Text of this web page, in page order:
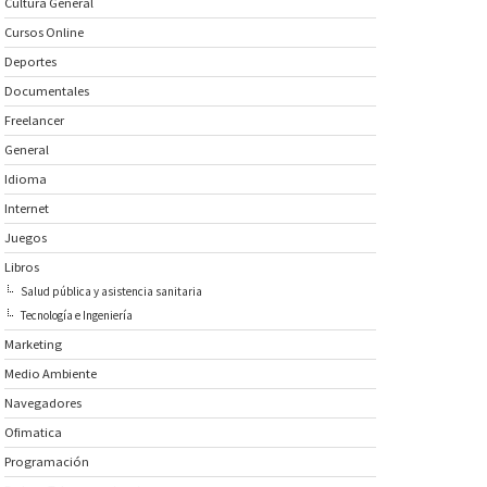
Cursos Online
Deportes
Documentales
Freelancer
General
Idioma
Internet
Juegos
Libros
Salud pública y asistencia sanitaria
Tecnología e Ingeniería
Marketing
Medio Ambiente
Navegadores
Ofimatica
Programación